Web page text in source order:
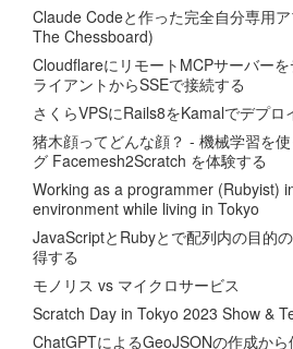
Claude Codeと作った完全自分専用
The Chessboard)
CloudflareにリモートMCPサーバー
ライアントからSSEで接続する
さくらVPSにRails8をKamalでデプロ
猪木顔ってどんな顔？ - 機械学習を
グ Facemesh2Scratch を体験する
Working as a programmer (Rubyist)
environment while living in Tokyo
JavaScriptとRubyとで配列内の目的
得する
モノリス vs マイクロサービス
Scratch Day in Tokyo 2023 Show &
ChatGPTによるGeoJSONの作成か